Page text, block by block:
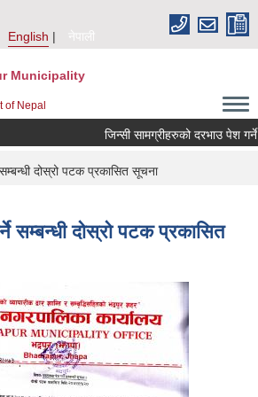
English
नेपाली
Municipality
of Nepal
जिन्सी सामग्रीहरुको दरभाउ पेश गर्ने
दोस्रो पटक प्रकासित सूचना
सम्बन्धी दोस्रो पटक प्रकासित